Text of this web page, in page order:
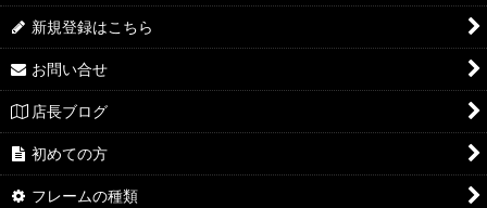
新規登録はこちら
お問い合せ
店長ブログ
初めての方
フレームの種類